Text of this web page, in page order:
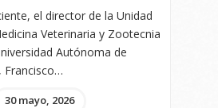
el director de la Unidad
Veterinaria y Zootecnia
Autónoma de
Francisco…
30 mayo, 2026